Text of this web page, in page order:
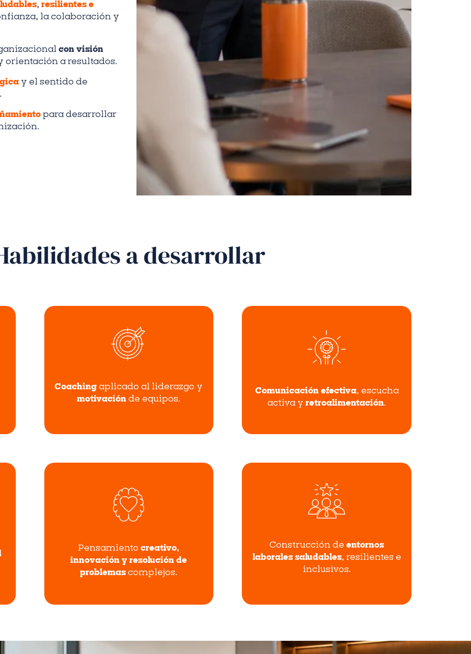
, resilientes e
la colaboración y
con visión
orientación a resultados.
y el sentido de
.
para desarrollar
a desarrollar
Coaching aplicado al liderazgo y
motivación de equipos.
Comunicación efectiva, escucha
activa yretroalimentación.
Pensamiento creativo,
innovación y resolución de
problemas complejos.
Construcción deentornos
laborales saludables, resilientes e
inclusivos.